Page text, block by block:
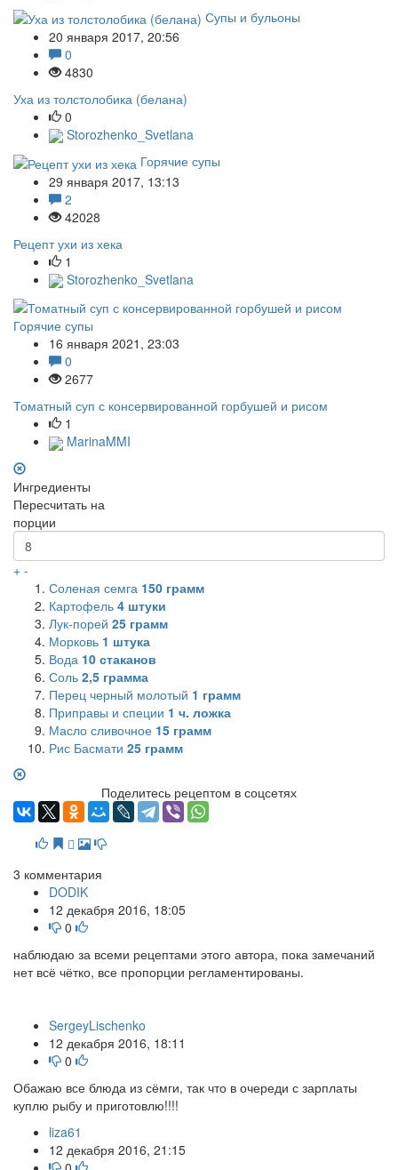
Супы и бульоны
20 января 2017, 20:56
0
4830
Уха из толстолобика (белана)
0
Storozhenko_Svetlana
Горячие супы
29 января 2017, 13:13
2
42028
Рецепт ухи из хека
1
Storozhenko_Svetlana
Горячие супы
16 января 2021, 23:03
0
2677
Томатный суп с консервированной горбушей и рисом
1
MarinaMMI
Ингредиенты
Пересчитать на
порции
+ -
Соленая семга 150 грамм
Картофель 4 штуки
Лук-порей 25 грамм
Морковь 1 штука
Вода 10 стаканов
Соль 2,5 грамма
Перец черный молотый 1 грамм
Приправы и специи 1 ч. ложка
Масло сливочное 15 грамм
Рис Басмати 25 грамм
Поделитесь рецептом в соцсетях
3 комментария
DODIK
12 декабря 2016, 18:05
0
наблюдаю за всеми рецептами этого автора, пока замечаний
нет всё чётко, все пропорции регламентированы.
SergeyLischenko
12 декабря 2016, 18:11
0
Обажаю все блюда из сёмги, так что в очереди с зарплаты
куплю рыбу и приготовлю!!!!
liza61
12 декабря 2016, 21:15